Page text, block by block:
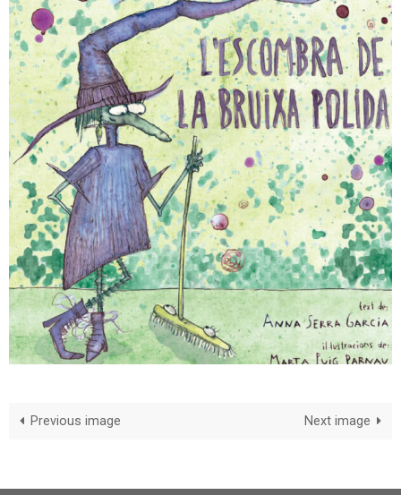
Previous image Next image